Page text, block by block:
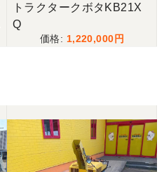
トラクタークボタKB21X
Q
1,220,000